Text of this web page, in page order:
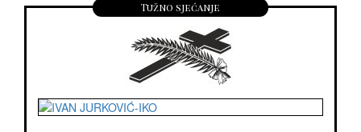
Tužno sjećanje